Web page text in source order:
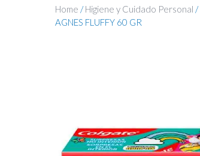
Home /Higiene y Cuidado Personal /
AGNES FLUFFY 60 GR